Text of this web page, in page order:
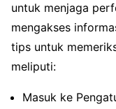
untuk menjaga
mengakses
tips untuk
meliputi:
Masuk ke